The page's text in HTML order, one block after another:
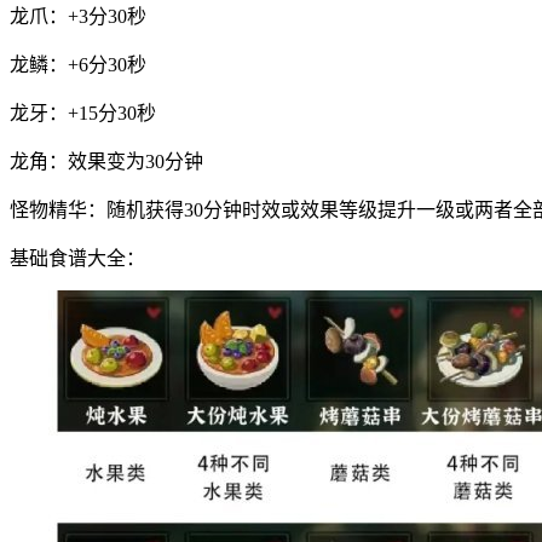
龙爪：+3分30秒
龙鳞：+6分30秒
龙牙：+15分30秒
龙角：效果变为30分钟
怪物精华：随机获得30分钟时效或效果等级提升一级或两者全
基础食谱大全：